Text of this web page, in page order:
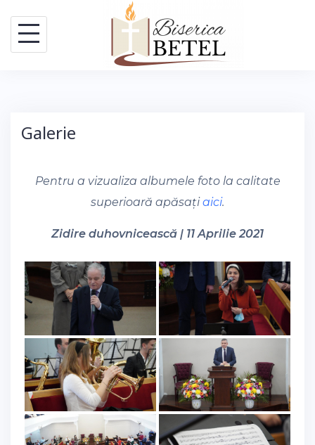
content
Galerie
Pentru a vizualiza albumele foto la calitate
superioară apăsațiaici.
Zidire duhovnicească | 11 Aprilie 2021